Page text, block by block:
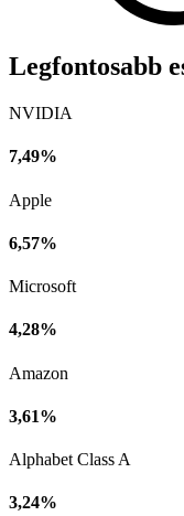
Legfontosabb
NVIDIA
7,49%
Apple
6,57%
Microsoft
4,28%
Amazon
3,61%
Alphabet Class A
3,24%